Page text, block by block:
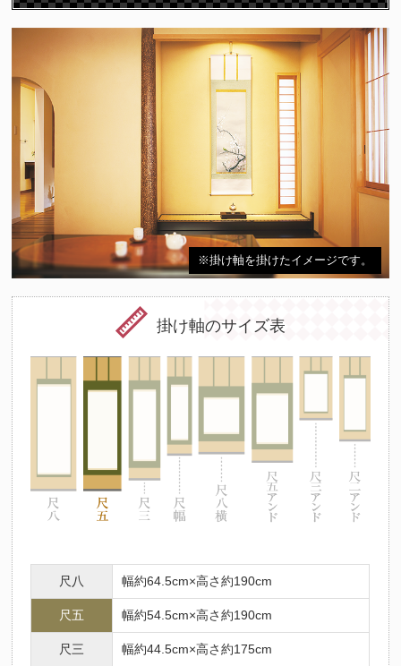
※掛け軸を掛けたイメージです。
掛け軸のサイズ表
尺八 幅約64.5cm×高さ約190cm
尺五 幅約54.5cm×高さ約190cm
尺三 幅約44.5cm×高さ約175cm